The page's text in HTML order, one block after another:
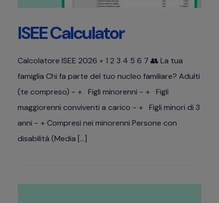
ISEE Calculator
Calcolatore ISEE 2026 × 1 2 3 4 5 6 7 👥 La tua
famiglia Chi fa parte del tuo nucleo familiare? Adulti
(te compreso) − + Figli minorenni − + Figli
maggiorenni conviventi a carico − + Figli minori di 3
anni − + Compresi nei minorenni Persone con
disabilità (Media […]